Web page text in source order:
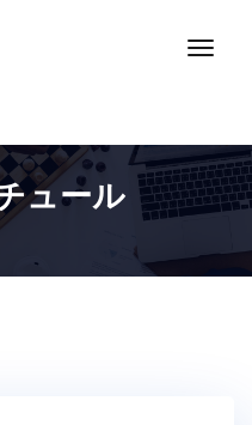
ナ
ー
シ
ョ
切
り
ュール